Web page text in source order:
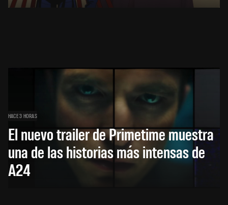
HACE 3 HORAS
El nuevo trailer de Primetime muestra
una de las historias más intensas de
A24